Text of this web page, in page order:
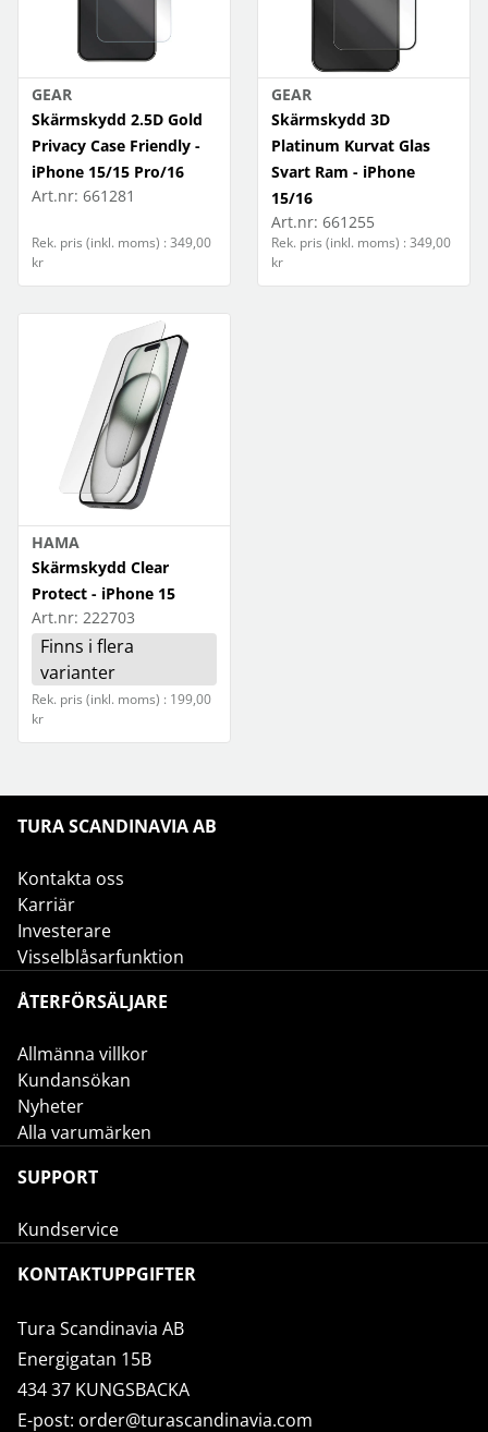
GEAR
Skärmskydd 2.5D Gold
Privacy Case Friendly -
iPhone 15/15 Pro/16
Art.nr: 661281
Rek. pris (inkl. moms) : 349,00
kr
GEAR
Skärmskydd 3D
Platinum Kurvat Glas
Svart Ram - iPhone
15/16
Art.nr: 661255
Rek. pris (inkl. moms) : 349,00
kr
HAMA
Skärmskydd Clear
Protect - iPhone 15
Art.nr: 222703
Finns i flera
varianter
Rek. pris (inkl. moms) : 199,00
kr
TURA SCANDINAVIA AB
Kontakta oss
Karriär
Investerare
Visselblåsarfunktion
ÅTERFÖRSÄLJARE
Allmänna villkor
Kundansökan
Nyheter
Alla varumärken
SUPPORT
Kundservice
KONTAKTUPPGIFTER
Tura Scandinavia AB
Energigatan 15B
434 37 KUNGSBACKA
E-post: order@turascandinavia.com